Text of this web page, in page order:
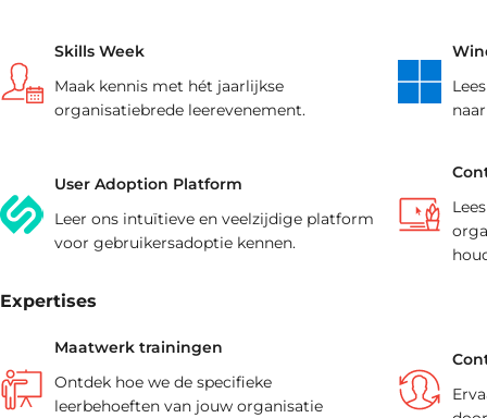
Skills Week
Maak kennis met hét jaarlijkse
organisatiebrede leerevenement.
User Adoption Platform
Leer ons intuïtieve en veelzijdige platform
voor gebruikersadoptie kennen.
Expertises
Maatwerk trainingen
Ontdek hoe we de specifieke
leerbehoeften van jouw organisatie